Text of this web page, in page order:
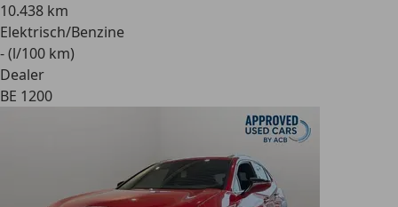
10.438 km
Elektrisch/Benzine
- (l/100 km)
Dealer
BE 1200